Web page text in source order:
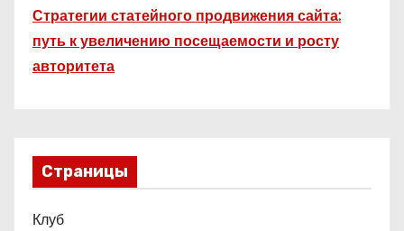
Стратегии статейного продвижения сайта:
путь к увеличению посещаемости и росту
авторитета
Страницы
Клуб